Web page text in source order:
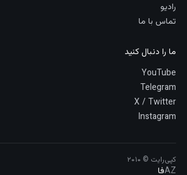
رادیو
تماس با ما
ما را دنبال کنید
YouTube
Telegram
X / Twitter
Instagram
کپی‌رایت © ۲۰۱۰
AZفا